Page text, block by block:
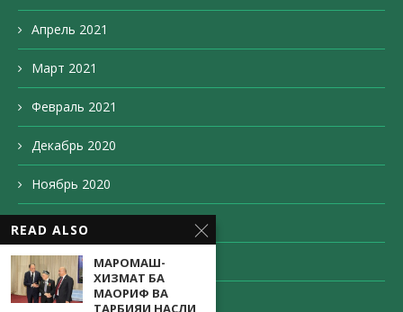
Апрель 2021
Март 2021
Февраль 2021
Декабрь 2020
Ноябрь 2020
Октябрь 2020
Сентябрь 2020
Август 2020
READ ALSO
МАРОМАШ-
ХИЗМАТ БА
МАОРИФ ВА
ТАРБИЯИ НАСЛИ